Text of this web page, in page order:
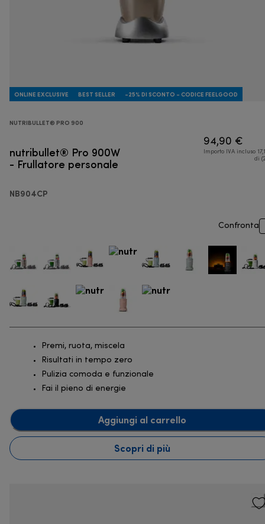
ONLINE EXCLUSIVE BEST SELLER -25% DI SCONTO - CODICE FEELGOOD
NUTRIBULLET® PRO 900
nutribullet® Pro 900W
- Frullatore personale
NB904CP
94,90 €
Importo IVA incluso
di
Confronta
Premi, ruota, miscela
Risultati in tempo zero
Pulizia comoda e funzionale
Fai il pieno di energie
Aggiungi al carrello
Scopri di più